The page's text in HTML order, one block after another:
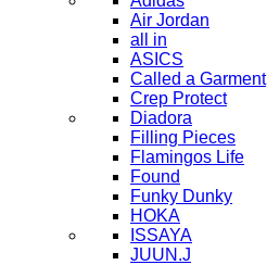
Air Jordan
all in
ASICS
Called a Garment
Crep Protect
Diadora
Filling Pieces
Flamingos Life
Found
Funky Dunky
HOKA
ISSAYA
JUUN.J